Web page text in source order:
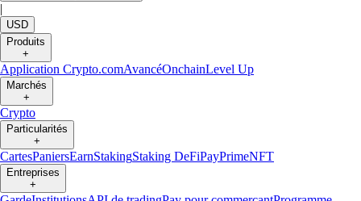
|
USD
Produits
+
Application Crypto.comAvancéOnchainLevel Up
Marchés
+
Crypto
Particularités
+
CartesPaniersEarnStakingStaking DeFiPayPrimeNFT
Entreprises
+